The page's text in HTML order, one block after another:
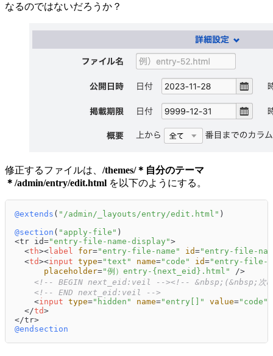
なるのではないだろうか？
修正するファイルは、 /themes/＊自分のテーマ
＊/admin/entry/edit.html を以下のようにする。
@extends ( "/admin/_layouts/entry/edit.html" )
@section ( "apply-file" )
<tr id="entry-file-name-display">
<th>< label for="entry-file-name" id="entry-file-
<td><input type="text" name="code" id="entry-file-
placeholder="例）entry-{next_eid}.html"
/>
<!-- BEGIN next_eid:veil --><!-- &nbsp;(&nbsp;次
<!-- END next_eid:veil -->
<input type="hidden" name="entry[]" value="code"
</td>
@endsection